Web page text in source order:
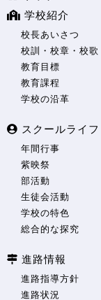
学校紹介
校長あいさつ
校訓・校章・校歌
教育目標
教育課程
学校の沿革
スクールライフ
年間行事
紫映祭
部活動
生徒会活動
学校の特色
総合的な探究
進路情報
進路指導方針
進路状況